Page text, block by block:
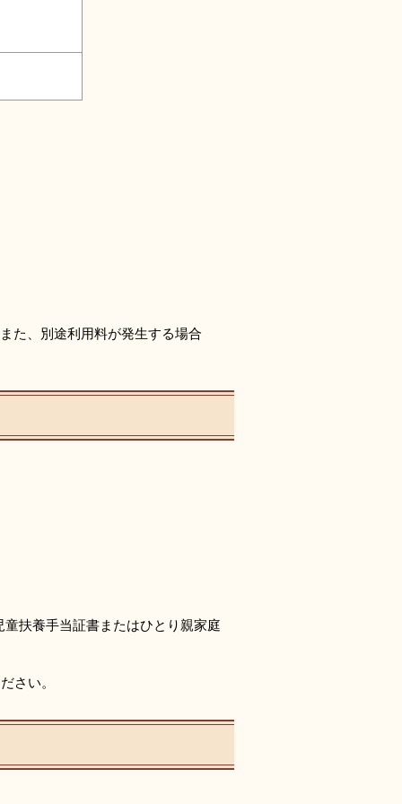
た、別途利用料が発生する場合
扶養手当証書またはひとり親家庭
さい。